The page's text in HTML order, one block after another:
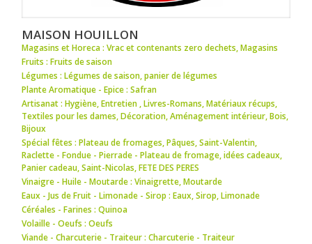
MAISON HOUILLON
Magasins et Horeca : Vrac et contenants zero dechets,Magasins
Fruits : Fruits de saison
Légumes : Légumes de saison,panier de légumes
Plante Aromatique - Epice : Safran
Artisanat : Hygiène,Entretien ,Livres-Romans,Matériaux récups,
Textiles pour les dames,Décoration,Aménagement intérieur,Bois,
Bijoux
Spécial fêtes : Plateau de fromages,Pâques,Saint-Valentin,
Raclette - Fondue - Pierrade - Plateau de fromage,idées cadeaux,
Panier cadeau,Saint-Nicolas,FETE DES PERES
Vinaigre - Huile - Moutarde : Vinaigrette,Moutarde
Eaux - Jus de Fruit - Limonade - Sirop : Eaux,Sirop,Limonade
Céréales - Farines : Quinoa
Volaille - Oeufs : Oeufs
Viande - Charcuterie - Traiteur : Charcuterie - Traiteur